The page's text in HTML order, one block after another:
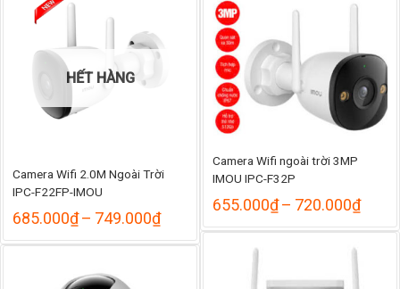
1.395.000₫
Camera Wifi ngoài trời 3MP
IMOU IPC-F32P
655.000₫– 720.000₫
từ
HẾT HÀNG
Camera Wifi 2.0M Ngoài Trời
IPC-F22FP-IMOU
685.000₫– 749.000₫Khoảng
từ